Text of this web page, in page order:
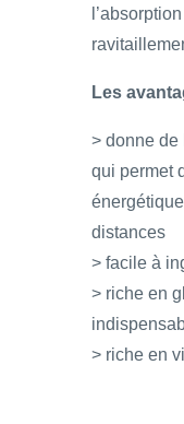
Les
> donne de
qui permet
distances
> facile à
> riche en
> riche en